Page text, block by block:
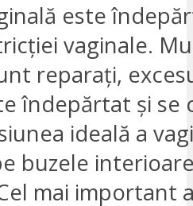
este
vaginale.
reparați,
îndepărtat și se
ideală a
buzele
mai important